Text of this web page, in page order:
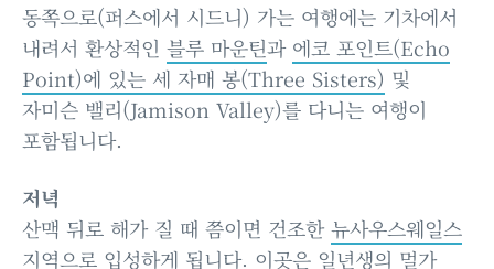
동쪽으로(퍼스에서 시드니) 가는 여행에는 기차에서
내려서 환상적인 블루 마운틴과 에코 포인트(Echo
Point)에 있는 세 자매 봉(Three Sisters) 및
자미슨 밸리(Jamison Valley)를 다니는 여행이
포함됩니다.
저녁
산맥 뒤로 해가 질 때 쯤이면 건조한 뉴사우스웨일스
지역으로 입성하게 됩니다. 이곳은 일년생의 멀가